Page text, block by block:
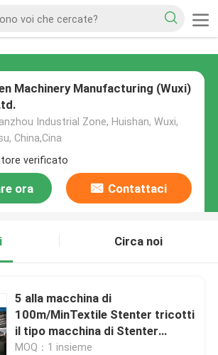
Machinery Manufacturing (Wuxi)
Industrial Zone, Huishan, Wuxi,
China,Cina
verificato
ora Contattaci
Circa noi
5 alla macchina di
100m/MinTextile Stenter tricotti
il tipo macchina di Stenter
dell'aria calda del vapore
MOQ：1 insieme